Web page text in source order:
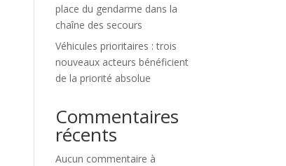
place du gendarme dans la
chaîne des secours
Véhicules prioritaires : trois
nouveaux acteurs bénéficient
de la priorité absolue
Commentaires
récents
Aucun commentaire à